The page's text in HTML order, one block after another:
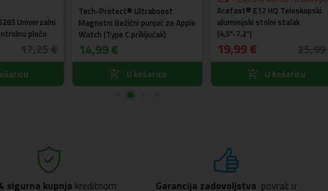
Univerzalni
ploču
Tech-Protect® Ultraboost
Magnetni Bežični punjač za Apple
Watch (Type C priključak)
14,99 €
U košaricu
akcijskoj cijeni
Acefast® E12 HQ Teleskopski
aluminijski stolni stalak
(4.5"-7.2")
19,99 €
U košaricu
sigurna kupnja kreditnom
Garancija zadovoljstva povrat u